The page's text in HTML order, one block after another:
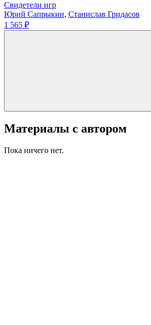
Свидетели игр
Юрий Сапрыкин, Станислав Гридасов
1 565 ₽
Материалы с автором
Пока ничего нет.